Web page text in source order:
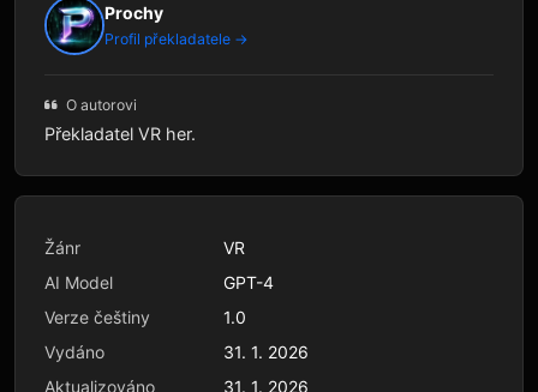
Prochy
Profil překladatele →
O autorovi
Překladatel VR her.
Žánr
VR
AI Model
GPT-4
Verze češtiny
1.0
Vydáno
31. 1. 2026
Aktualizováno
31. 1. 2026